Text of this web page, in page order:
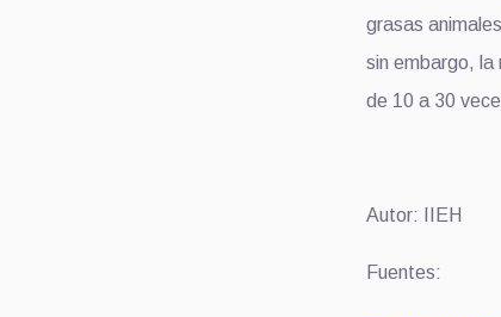
grasas
sin embargo, la
de 10 a 30
Autor: IIEH
Fuentes: